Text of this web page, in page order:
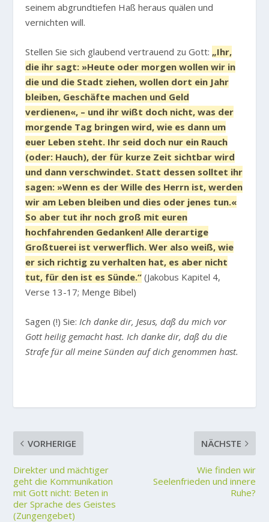
seinem abgrundtiefen Haß heraus quälen und
vernichten will.
Stellen Sie sich glaubend vertrauend zu Gott: „Ihr,
die ihr sagt: »Heute oder morgen wollen wir in
die und die Stadt ziehen, wollen dort ein Jahr
bleiben, Geschäfte machen und Geld
verdienen«, – und ihr wißt doch nicht, was der
morgende Tag bringen wird, wie es dann um
euer Leben steht. Ihr seid doch nur ein Rauch
(oder: Hauch), der für kurze Zeit sichtbar wird
und dann verschwindet. Statt dessen solltet ihr
sagen: »Wenn es der Wille des Herrn ist, werden
wir am Leben bleiben und dies oder jenes tun.«
So aber tut ihr noch groß mit euren
hochfahrenden Gedanken! Alle derartige
Großtuerei ist verwerflich. Wer also weiß, wie
er sich richtig zu verhalten hat, es aber nicht
tut, für den ist es Sünde.“ (Jakobus Kapitel 4,
Verse 13-17; Menge Bibel)
Sagen (!) Sie: Ich danke dir, Jesus, daß du mich vor
Gott heilig gemacht hast. Ich danke dir, daß du die
Strafe für all meine Sünden auf dich genommen hast.
VORHERIGE
Direkter und mächtiger
geht die Kommunikation
mit Gott nicht: Beten in
der Sprache des Geistes
(Zungengebet)
NÄCHSTE
Wie finden wir
Seelenfrieden und innere
Ruhe?